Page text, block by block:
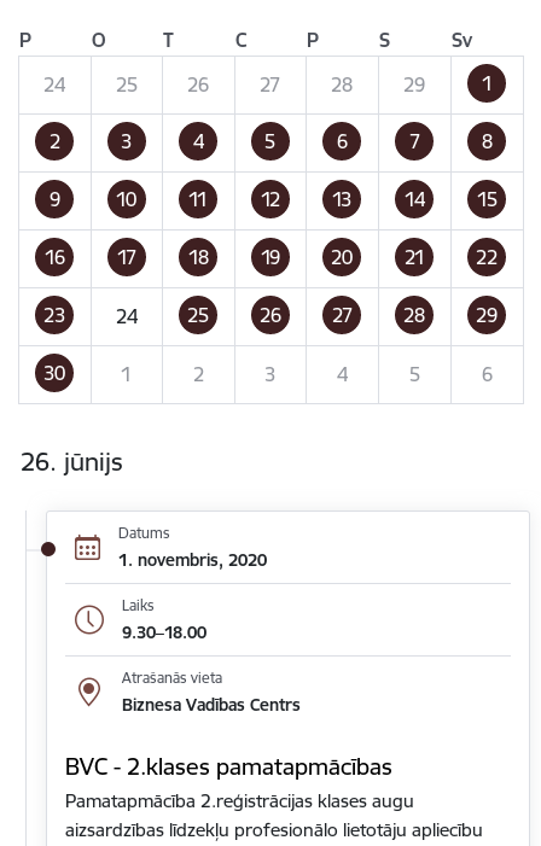
P O T C P S
Sv
24
25 26 27 28 29 1
2 3 4 5 6 7 8
9 10 11 12 13 14 15
16 17 18 19 20 21 22
23 24 25 26 27 28 29
30 1 2 3 4 5 6
26. jūnijs
Datums
1. novembris, 2020
Laiks
9.30–18.00
Atrašanās vieta
Biznesa Vadības Centrs
BVC - 2.klases pamatapmācības
Pamatapmācība 2.reģistrācijas klases augu
aizsardzības līdzekļu profesionālo lietotāju apliecību